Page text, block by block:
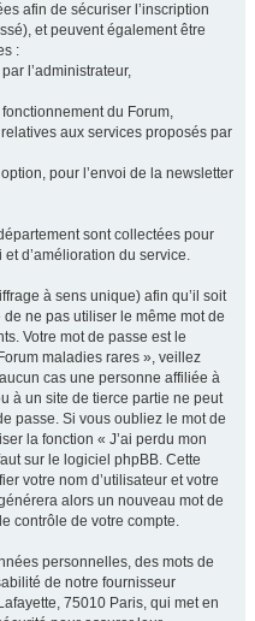
afin de sécuriser l’inscription
et peuvent également être
:
l’administrateur,
du Forum,
aux services proposés par
pour l’envoi de la newsletter
sont collectées pour
d’amélioration du service.
à sens unique) afin qu’il soit
ne pas utiliser le même mot de
Votre mot de passe est le
maladies rares », veillez
cas une personne affiliée à
à un site de tierce partie ne peut
passe. Si vous oubliez le mot de
la fonction « J’ai perdu mon
sur le logiciel phpBB. Cette
votre nom d’utilisateur et votre
alors un nouveau mot de
contrôle de votre compte.
personnelles, des mots de
de notre fournisseur
75010 Paris, qui met en